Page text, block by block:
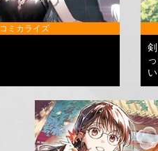
コミカライズ